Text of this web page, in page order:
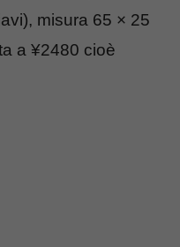
misura 65 × 25
a ¥2480 cioè